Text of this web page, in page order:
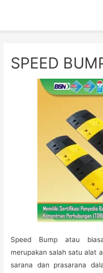
SPEED
Speed Bump atau
merupakan salah satu alat
sarana dan prasarana